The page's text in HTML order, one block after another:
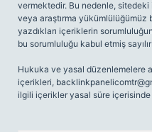
vermektedir. Bu nedenle,
veya araştırma yükümlülüğümüz
yazdıkları içeriklerin
bu sorumluluğu kabul etmiş
Hukuka ve yasal düzenlemelere
içerikleri,
ilgili içerikler yasal süre içerisinde